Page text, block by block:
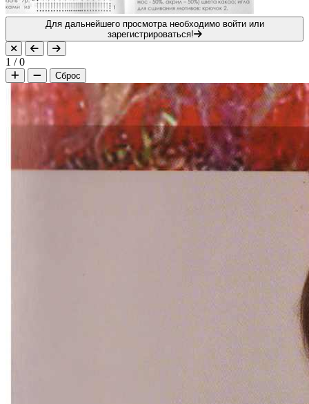
Для дальнейшего просмотра необходимо войти или
зарегистрироваться!
1 /0
Сброс